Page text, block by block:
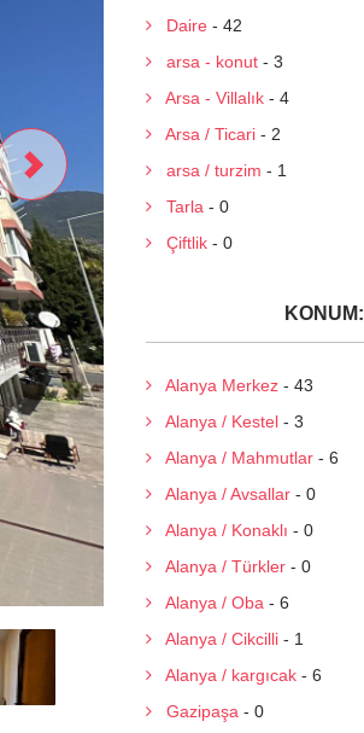
Daire - 42
arsa - konut - 3
Arsa - Villalık - 4
Arsa / Ticari - 2
arsa / turzim - 1
Tarla - 0
Çiftlik - 0
KONUM:
Alanya Merkez - 43
Alanya / Kestel - 3
Alanya / Mahmutlar - 6
Alanya / Avsallar - 0
Alanya / Konaklı - 0
Alanya / Türkler - 0
Alanya / Oba - 6
Alanya / Cikcilli - 1
Alanya / kargıcak - 6
Gazipaşa - 0